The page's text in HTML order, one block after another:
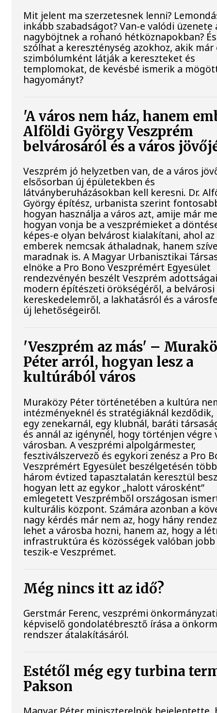
Mit jelent ma szerzetesnek lenni?
inkább szabadságot? Van-e valódi üzenete
nagyböjtnek a rohanó hétköznapokban?
szólhat a kereszténység azokhoz, akik
szimbólumként látják a kereszteket és
templomokat, de kevésbé ismerik a
hagyományt?
'A város nem ház, hanem
Alföldi György Veszprém
belvárosáról és a város
Veszprém jó helyzetben van, de a város
elsősorban új épületekben és
látványberuházásokban kell keresni. Dr.
György építész, urbanista szerint
hogyan használja a város azt, amije már
hogyan vonja be a veszprémieket a
képes-e olyan belvárost kialakítani, ahol az
emberek nemcsak áthaladnak, hanem
maradnak is. A Magyar Urbanisztikai
elnöke a Pro Bono Veszprémért Egyesület
rendezvényén beszélt Veszprém
modern építészeti örökségéről, a belvárosi
kereskedelemről, a lakhatásról és a
új lehetőségeiről.
'Veszprém az más' –
Péter arról, hogyan lesz a
kultúrából város
Muraközy Péter történetében a kultúra
intézményeknél és stratégiáknál kezdődik,
egy zenekarnál, egy klubnál, baráti
és annál az igénynél, hogy történjen végre
városban. A veszprémi alpolgármester,
fesztiválszervező és egykori zenész a Pro
Veszprémért Egyesület beszélgetésén
három évtized tapasztalatán keresztül
hogyan lett az egykor „halott városként”
emlegetett Veszprémből országosan
kulturális központ. Számára azonban a
nagy kérdés már nem az, hogy hány
lehet a városba hozni, hanem az, hogy a
infrastruktúra és közösségek valóban
teszik-e Veszprémet.
Még nincs itt az idő?
Gerstmár Ferenc, veszprémi
képviselő gondolatébresztő írása a
rendszer átalakításáról.
Estétől még egy turbina
Pakson